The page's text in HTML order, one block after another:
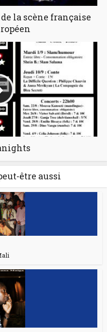
la scène française
être aussi